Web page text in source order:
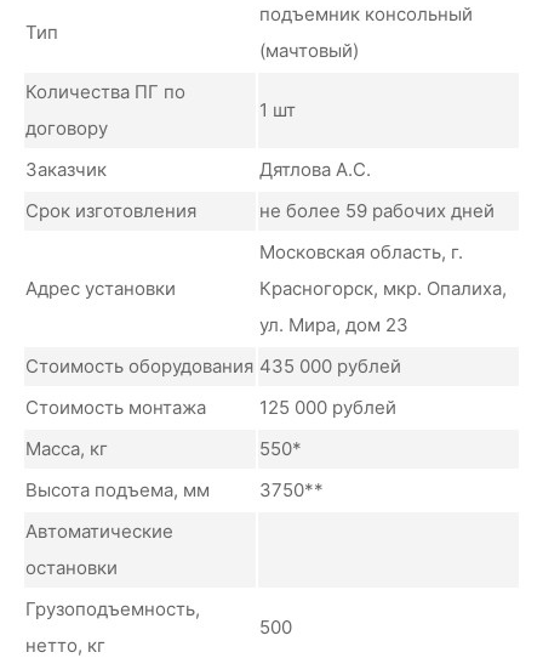
Тип
подъемник консольный
(мачтовый)
Количества ПГ по
договору
1 шт
Заказчик
Дятлова А.С.
Срок изготовления
не более 59 рабочих дней
Адрес установки
Московская область, г.
Красногорск, мкр. Опалиха,
ул. Мира, дом 23
Стоимость оборудования 435 000 рублей
Стоимость монтажа
125 000 рублей
Масса, кг
550*
Высота подъема, мм
3750**
Автоматические
остановки
Грузоподъемность,
нетто, кг
500